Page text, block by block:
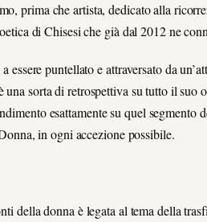
prima che artista, dedicato alla
di Chisesi che già dal 2012 ne
puntellato e attraversato da
una sorta di retrospettiva su tutto il
esattamente su quel
in ogni accezione possibile.
della donna è legata al tema della